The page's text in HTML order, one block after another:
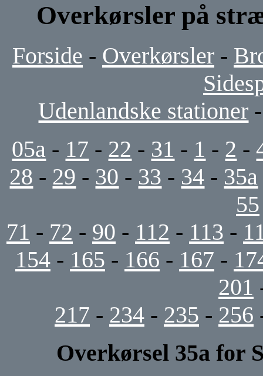
Overkørsler på
Forside - Overkørsler -
Udenlandske stationer
05a - 17 - 22 - 31 - 1 - 2 -
28 - 29 - 30 - 33 - 34 - 35a
55
71 - 72 - 90 - 112 - 113 -
154 - 165 - 166 - 167 -
201
217 - 234 - 235 - 256
Overkørsel 35a for